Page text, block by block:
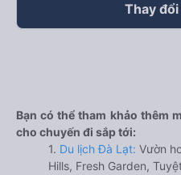
Thay
Bạn có thể tham khảo thêm
cho chuyến đi sắp tới:
1. Du lịch Đà Lạt: Vườn
Hills, Fresh Garden,